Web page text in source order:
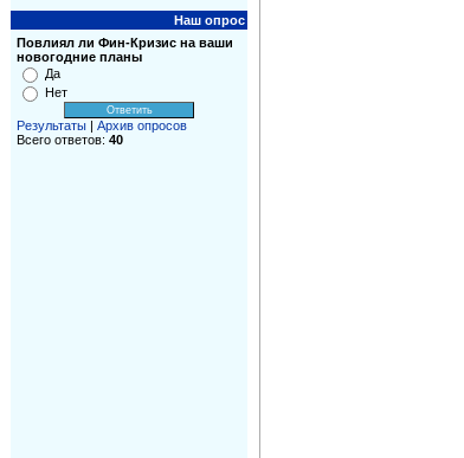
Наш опрос
Повлиял ли Фин-Кризис на ваши
новогодние планы
Да
Нет
Результаты | Архив опросов
Всего ответов: 40